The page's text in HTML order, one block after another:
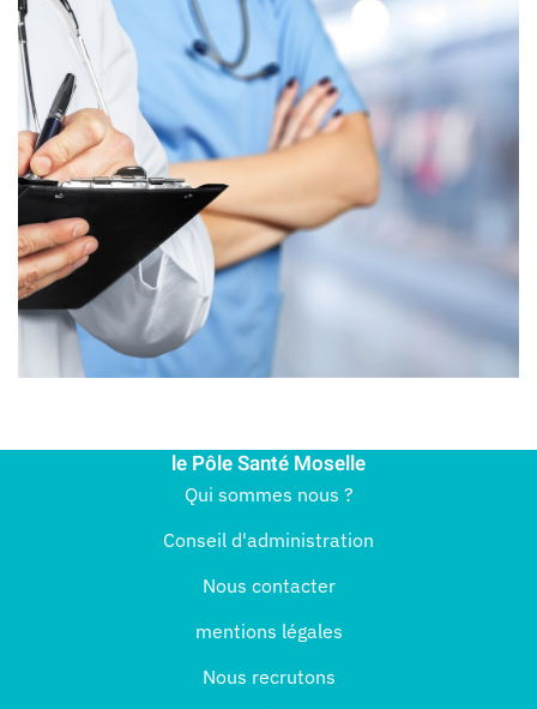
le Pôle Santé Moselle
Qui sommes nous ?
Conseil d'administration
Nous contacter
mentions légales
Nous recrutons